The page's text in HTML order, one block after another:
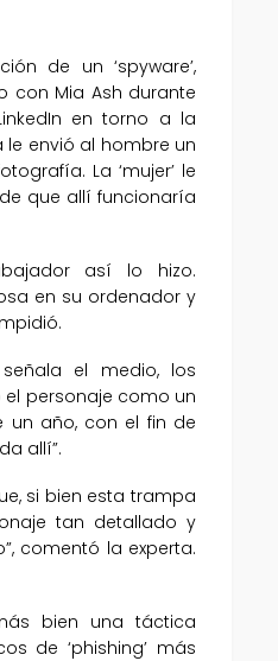
de un ‘spyware’,
con Mia Ash durante
en torno a la
envió al hombre un
La ‘mujer’ le
que allí funcionaría
así lo hizo.
en su ordenador y
el medio, los
el personaje como un
año, con el fin de
allí”.
si bien esta trampa
tan detallado y
comentó la experta.
bien una táctica
de ‘phishing’ más